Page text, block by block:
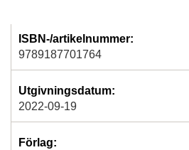
ISBN-/artikelnummer:
9789187701764
Utgivningsdatum:
2022-09-19
Förlag: